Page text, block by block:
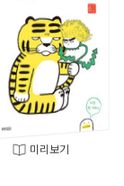
미리보기